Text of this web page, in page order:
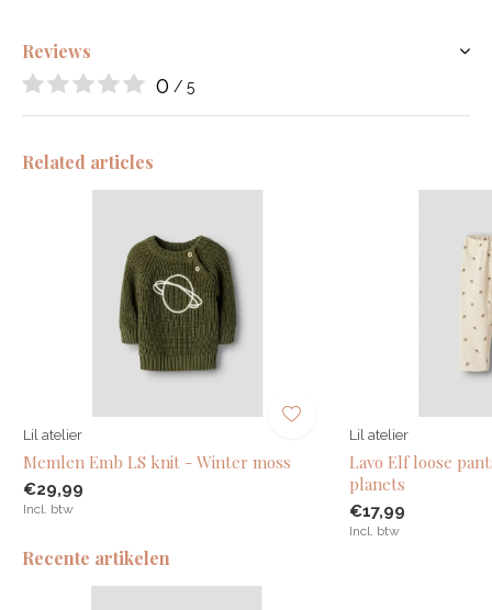
Reviews
0 / 5
Related articles
Lil atelier
Memlen Emb LS knit - Winter moss
€29,99
Incl. btw
Lil atelier
Lavo Elf loose
planets
€17,99
Incl. btw
Recente artikelen